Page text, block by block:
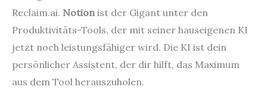
Reclaim.ai. Notionist der Gigant unter den
Produktivitäts-Tools, der mit seiner hauseigenen KI
jetzt noch leistungsfähiger wird. Die KI ist dein
persönlicher Assistent, der dir hilft, das Maximum
aus dem Tool herauszuholen.